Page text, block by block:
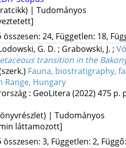
| Tudományos
24, Független: 18,
G. D. ; Grabowski, J. ;
transition in the
Fauna, biostratigraphy,
Range, Hungary
: GeoLitera (2022) 475 p.
| Tudományos
láttamozott]
3, Független: 2,